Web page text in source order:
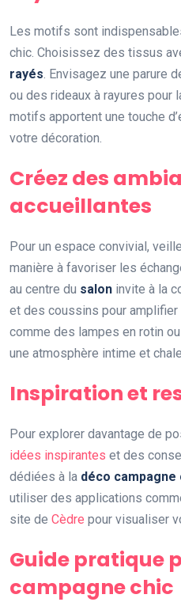
Les motifs sont
chic. Choisissez des tissus
rayés. Envisagez une parure
ou des rideaux à rayures pour
motifs apportent une touche
votre décoration.
Créez des
accueillantes
Pour un espace convivial,
manière à favoriser les
au centre du salon invite à la
et des coussins pour amplifier
comme des lampes en rotin
une atmosphère intime et
Inspiration et
Pour explorer davantage de
idées inspirantes et des
dédiées à la déco campagne
utiliser des applications
site de Cèdre pour visualiser
Guide pratique
campagne chic